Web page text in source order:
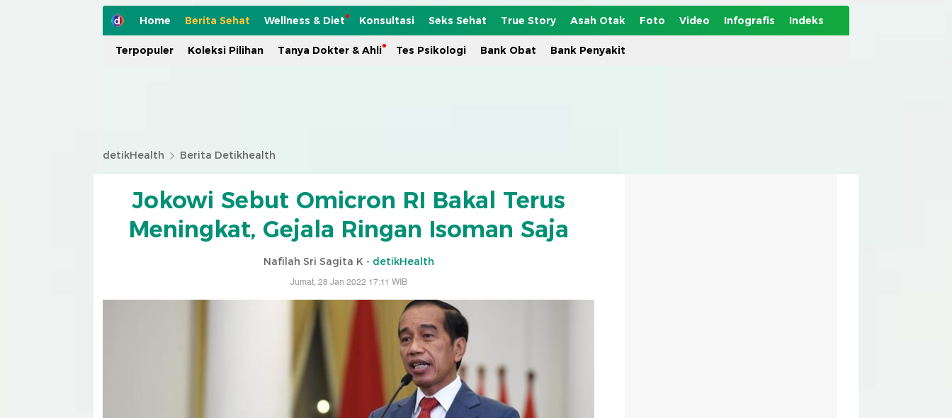
Home Berita Sehat Wellness & Diet Konsultasi Seks Sehat True Story Asah Otak Foto Video Infografis Indeks
Terpopuler Koleksi Pilihan Tanya Dokter & Ahli Tes Psikologi Bank Obat Bank Penyakit
detikHealth Berita Detikhealth
Jokowi Sebut Omicron RI Bakal Terus
Meningkat, Gejala Ringan Isoman Saja
Nafilah Sri Sagita K - detikHealth
Jumat, 28 Jan 2022 17:11 WIB